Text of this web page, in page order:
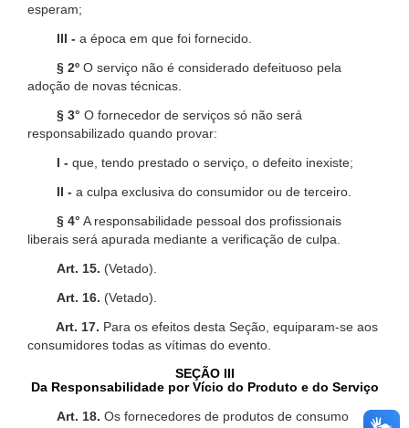
esperam;
III - a época em que foi fornecido.
§ 2º O serviço não é considerado defeituoso pela
adoção de novas técnicas.
§ 3° O fornecedor de serviços só não será
responsabilizado quando provar:
I - que, tendo prestado o serviço, o defeito inexiste;
II - a culpa exclusiva do consumidor ou de terceiro.
§ 4° A responsabilidade pessoal dos profissionais
liberais será apurada mediante a verificação de culpa.
Art. 15. (Vetado).
Art. 16. (Vetado).
Art. 17. Para os efeitos desta Seção, equiparam-se aos
consumidores todas as vítimas do evento.
SEÇÃO III
Da Responsabilidade por Vício do Produto e do Serviço
Art. 18. Os fornecedores de produtos de consumo